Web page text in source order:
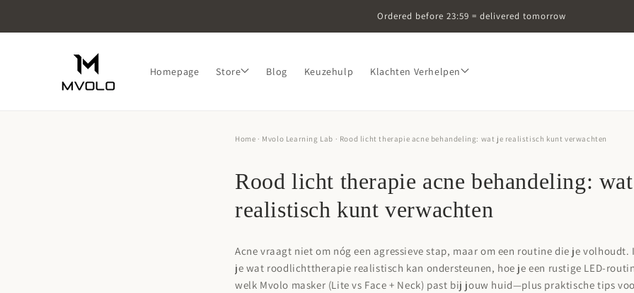
Ordered before 23:59 = delivered tomorrow
Homepage Store Blog Keuzehulp Klachten Verhelpen
Home · Mvolo Learning Lab · Rood licht therapie acne behandeling: wat je realistisch kunt verwachten
Rood licht therapie acne behandeling:
realistisch kunt verwachten
Acne vraagt niet om nóg een agressieve stap, maar om een routine die je volhoudt.
je wat roodlichttherapie realistisch kan ondersteunen, hoe je een rustige LED-
welk Mvolo masker (Lite vs Face + Neck) past bij jouw huid—plus praktische tips